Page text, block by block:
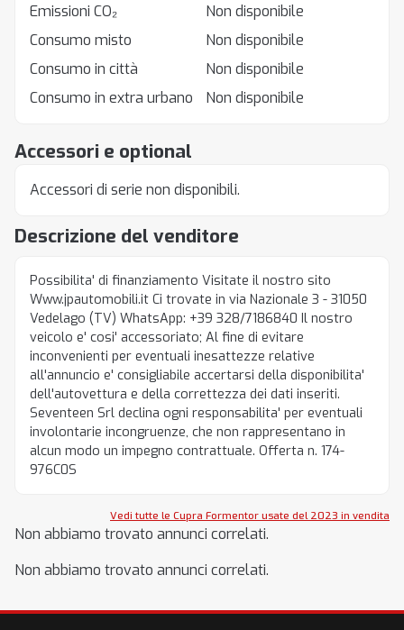
Descrizione del venditore
Possibilita' di finanziamento Visitate il nostro sito
Www.jpautomobili.it Ci trovate in via Nazionale 3 - 31050
Vedelago (TV) WhatsApp: +39 328/7186840 Il nostro
veicolo e' cosi' accessoriato; Al fine di evitare
inconvenienti per eventuali inesattezze relative
all'annuncio e' consigliabile accertarsi della disponibilita'
dell'autovettura e della correttezza dei dati inseriti.
Seventeen Srl declina ogni responsabilita' per eventuali
involontarie incongruenze, che non rappresentano in
alcun modo un impegno contrattuale. Offerta n. 174-
976C0S
Accessori e optional
Accessori di serie non disponibili.
Emissioni CO₂
Non disponibile
Consumo misto
Non disponibile
Consumo in città
Non disponibile
Consumo in extra urbano
Non disponibile
Vedi tutte le Cupra Formentor usate del 2023 in vendita
Non abbiamo trovato annunci correlati.
Non abbiamo trovato annunci correlati.